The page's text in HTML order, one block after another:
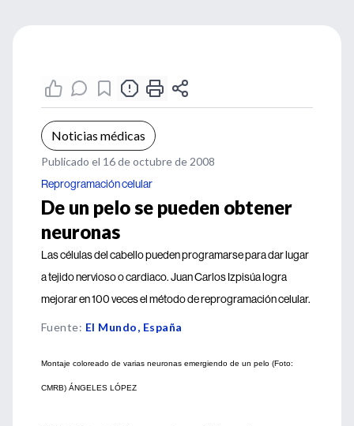
Noticias médicas
Publicado el 16 de octubre de 2008
Reprogramación celular
De un pelo se pueden obtener
neuronas
Las células del cabello pueden programarse para dar lugar
a tejido nervioso o cardiaco. Juan Carlos Izpisúa logra
mejorar en 100 veces el método de reprogramación celular.
Fuente: El Mundo, España
Montaje coloreado de varias neuronas emergiendo de un pelo (Foto:
CMRB) ÁNGELES LÓPEZ